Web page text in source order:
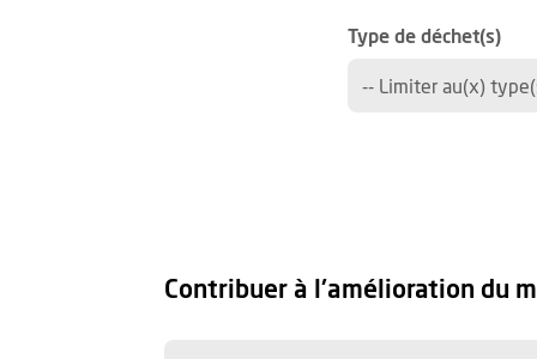
Type de déchet(s)
-- Limiter au(x)
Contribuer à l'amélioration du